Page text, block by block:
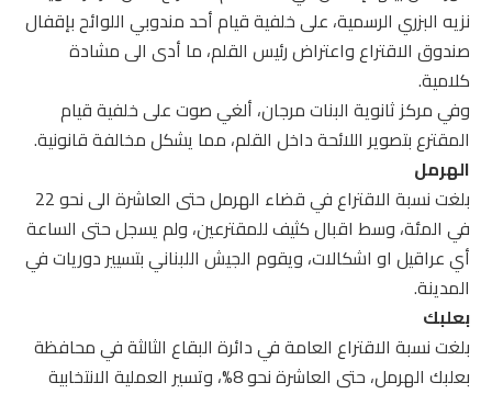
نزيه البزري الرسمية، على خلفية قيام أحد مندوبي اللوائح بإقفال
صندوق الاقتراع واعتراض رئيس القلم، ما أدى الى مشادة
كلامية.
وفي مركز ثانوية البنات مرجان، ألغي صوت على خلفية قيام
المقترع بتصوير اللائحة داخل القلم، مما يشكل مخالفة قانونية.
الهرمل
بلغت نسبة الاقتراع في قضاء الهرمل حتى العاشرة الى نحو 22
في المئة، وسط اقبال كثيف للمقترعين، ولم يسجل حتى الساعة
أي عراقيل او اشكالات، ويقوم الجيش اللبناني بتسيير دوريات في
المدينة.
بعلبك
بلغت نسبة الاقتراع العامة في دائرة البقاع الثالثة في محافظة
بعلبك الهرمل، حتى العاشرة نحو 8%، وتسير العملية الانتخابية